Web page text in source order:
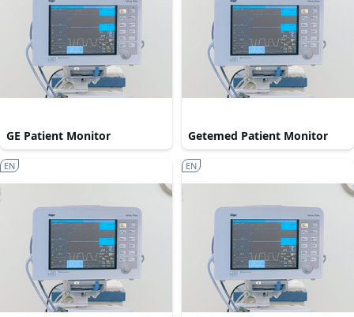
GE Patient Monitor Getemed Patient Monitor
EN EN